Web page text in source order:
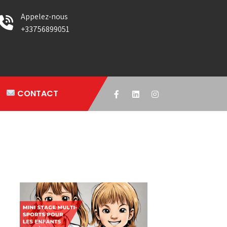
Appelez-nous
+33756899051
CONTACT